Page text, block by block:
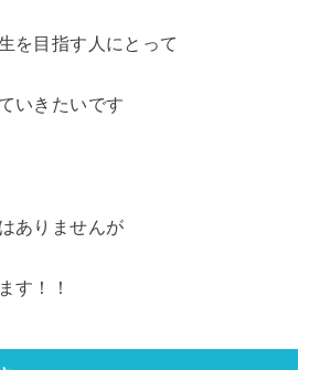
を目指す人にとって
いきたいです
ありませんが
す！！